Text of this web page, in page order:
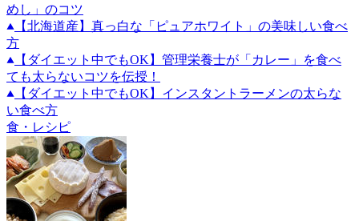
めし」のコツ
【北海道産】真っ白な「ピュアホワイト」の美味しい食べ
方
【ダイエット中でもOK】管理栄養士が「カレー」を食べ
ても太らないコツを伝授！
【ダイエット中でもOK】インスタントラーメンの太らな
い食べ方
食・レシピ